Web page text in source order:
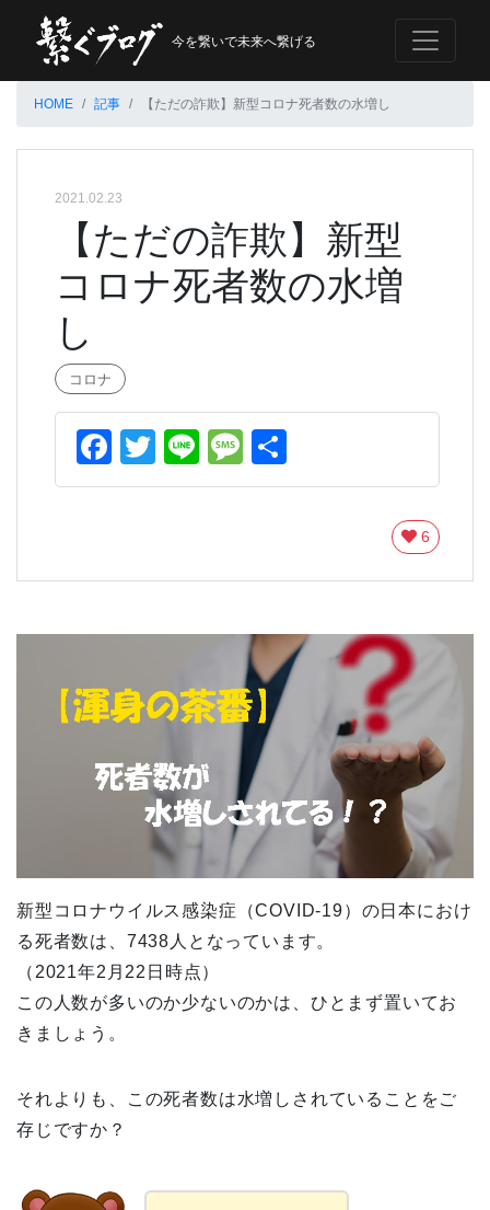
今を繋いで未来へ繋げる
HOME 記事 【ただの詐欺】新型コロナ死者数の水増し
2021.02.23
【ただの詐欺】新型
コロナ死者数の水増
し
コロナ
Facebook
Twitter
LineMessage
有
6
新型コロナウイルス感染症（COVID-19）の日本におけ
る死者数は、7438人となっています。
（2021年2月22日時点）
この人数が多いのか少ないのかは、ひとまず置いてお
きましょう。
それよりも、この死者数は水増しされていることをご
存じですか？